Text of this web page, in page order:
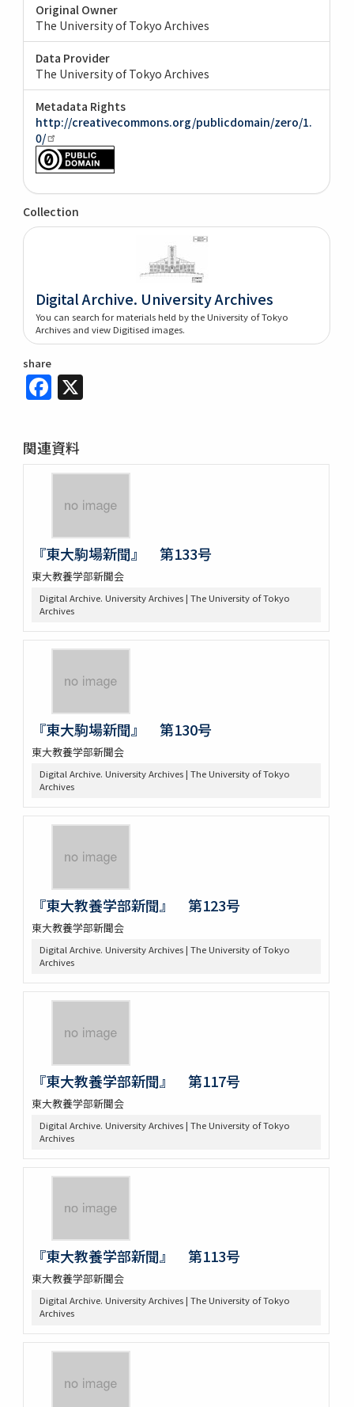
Original Owner
The University of Tokyo Archives
Data Provider
The University of Tokyo Archives
Metadata Rights
http://creativecommons.org/publicdomain/zero/1.
0/
Collection
Digital Archive. University Archives
You can search for materials held by the University of Tokyo
Archives and view Digitised images.
share
Facebook
関連資料
『東大駒場新聞』 第133号
東大教養学部新聞会
Digital Archive. University Archives | The University of Tokyo
Archives
『東大駒場新聞』 第130号
東大教養学部新聞会
Digital Archive. University Archives | The University of Tokyo
Archives
『東大教養学部新聞』 第123号
東大教養学部新聞会
Digital Archive. University Archives | The University of Tokyo
Archives
『東大教養学部新聞』 第117号
東大教養学部新聞会
Digital Archive. University Archives | The University of Tokyo
Archives
『東大教養学部新聞』 第113号
東大教養学部新聞会
Digital Archive. University Archives | The University of Tokyo
Archives